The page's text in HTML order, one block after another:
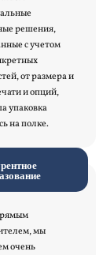
решения,
с учетом
от размера и
и опций,
упаковка
на полке.
мы
очень